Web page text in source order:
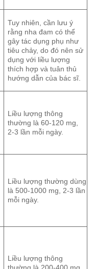
Tuy nhiên, cần lưu ý
rằng nha đam có thể
gây tác dụng phụ như
tiêu chảy, do đó nên sử
dụng với liều lượng
thích hợp và tuân thủ
hướng dẫn của bác sĩ.
Liều lượng thông
thường là 60-120 mg,
2-3 lần mỗi ngày.
Liều lượng thường dùng
là 500-1000 mg, 2-3 lần
mỗi ngày.
Liều lượng thông